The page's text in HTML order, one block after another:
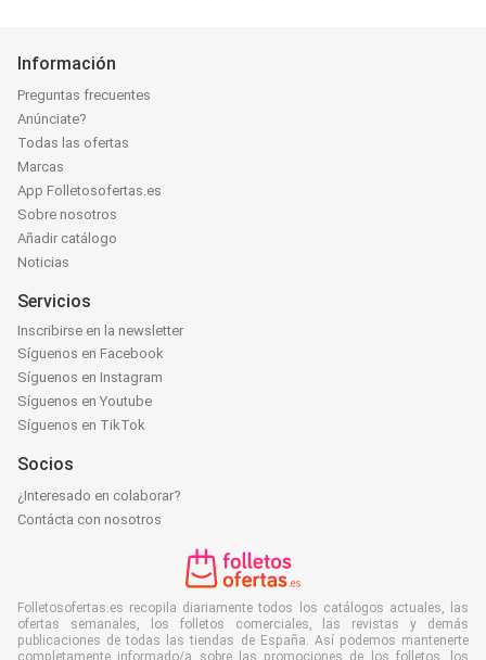
Información
Preguntas frecuentes
Anúnciate?
Todas las ofertas
Marcas
App Folletosofertas.es
Sobre nosotros
Añadir catálogo
Noticias
Servicios
Inscribirse en la newsletter
Síguenos en Facebook
Síguenos en Instagram
Síguenos en Youtube
Síguenos en TikTok
Socios
¿Interesado en colaborar?
Contácta con nosotros
Folletosofertas.es recopila diariamente todos los catálogos actuales, las
ofertas semanales, los folletos comerciales, las revistas y demás
publicaciones de todas las tiendas de España. Así podemos mantenerte
completamente informado/a sobre las promociones de los folletos, los